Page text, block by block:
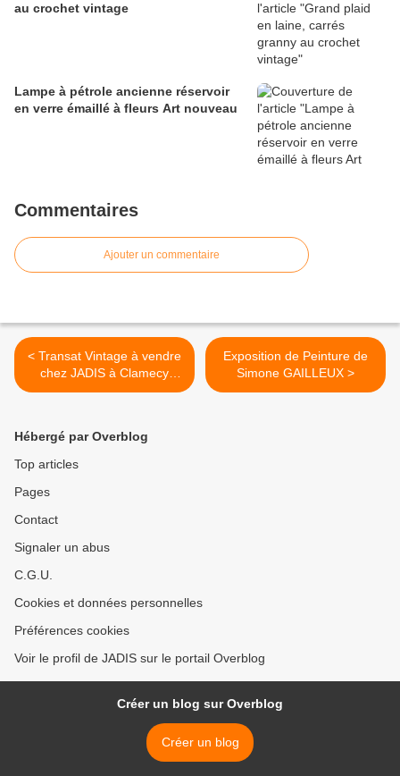
au crochet vintage
Lampe à pétrole ancienne réservoir
en verre émaillé à fleurs Art nouveau
Commentaires
Ajouter un commentaire
< Transat Vintage à vendre
chez JADIS à Clamecy
(58500)
Exposition de Peinture de
Simone GAILLEUX >
Hébergé par Overblog
Top articles
Pages
Contact
Signaler un abus
C.G.U.
Cookies et données personnelles
Préférences cookies
Voir le profil de JADIS sur le portail Overblog
Créer un blog sur Overblog
Créer un blog